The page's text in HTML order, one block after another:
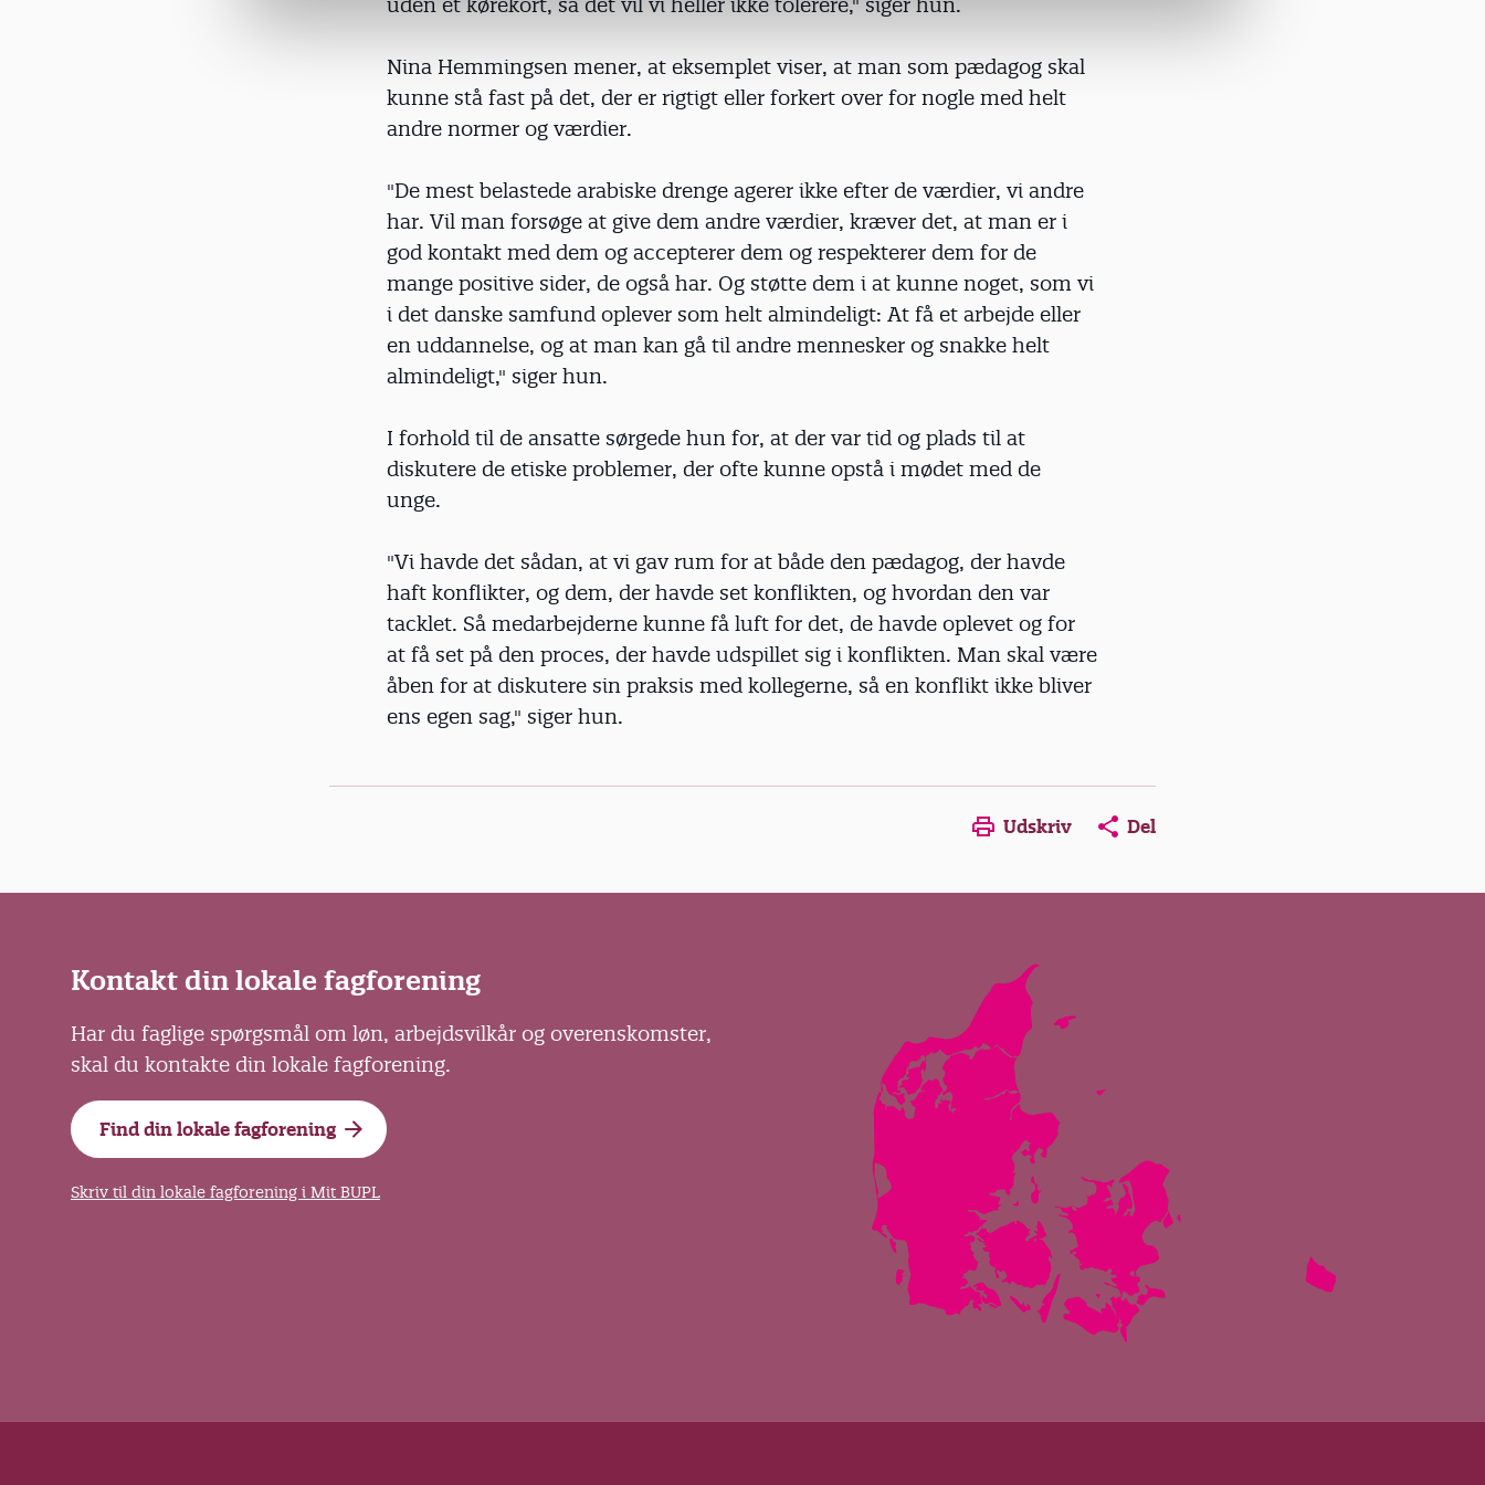
Nina Hemmingsen mener, at eksemplet viser, at man som pædagog skal
kunne stå fast på det, der er rigtigt eller forkert over for nogle med helt
andre normer og værdier.
"De mest belastede arabiske drenge agerer ikke efter de værdier, vi andre
har. Vil man forsøge at give dem andre værdier, kræver det, at man er i
god kontakt med dem og accepterer dem og respekterer dem for de
mange positive sider, de også har. Og støtte dem i at kunne noget, som vi
i det danske samfund oplever som helt almindeligt: At få et arbejde eller
en uddannelse, og at man kan gå til andre mennesker og snakke helt
almindeligt," siger hun.
I forhold til de ansatte sørgede hun for, at der var tid og plads til at
diskutere de etiske problemer, der ofte kunne opstå i mødet med de
unge.
"Vi havde det sådan, at vi gav rum for at både den pædagog, der havde
haft konflikter, og dem, der havde set konflikten, og hvordan den var
tacklet. Så medarbejderne kunne få luft for det, de havde oplevet og for
at få set på den proces, der havde udspillet sig i konflikten. Man skal være
åben for at diskutere sin praksis med kollegerne, så en konflikt ikke bliver
ens egen sag," siger hun.
Opens in a new window
Opens in a new window
Opens in a new window
Udskriv Del
Kontakt din lokale fagforening
Har du faglige spørgsmål om løn, arbejdsvilkår og overenskomster,
skal du kontakte din lokale fagforening.
Find din lokale fagforening
Skriv til din lokale fagforening i Mit BUPL